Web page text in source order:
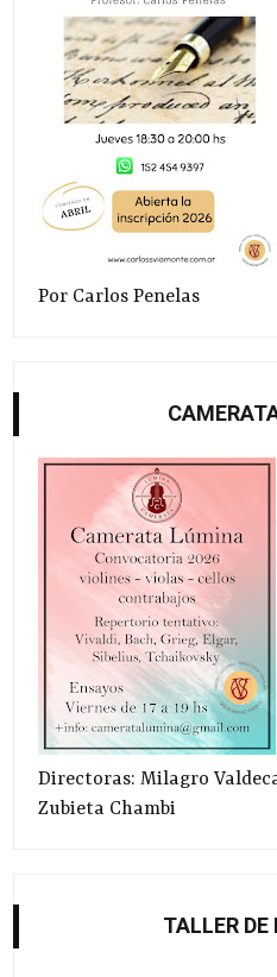
Por Carlos Penelas
Directoras: Milagro
Zubieta Chambi
TALLER